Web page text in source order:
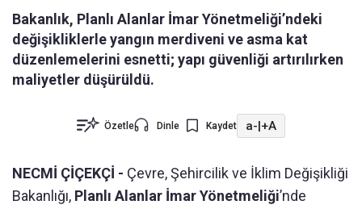
Bakanlık, Planlı Alanlar İmar Yönetmeliği’ndeki
değişikliklerle yangın merdiveni ve asma kat
düzenlemelerini esnetti; yapı güvenliği artırılırken
maliyetler düşürüldü.
Özetle Dinle Kaydet a-|+A
NECMİ ÇİÇEKÇİ - Çevre, Şehircilik ve İklim Değişikliği
Bakanlığı, Planlı Alanlar İmar Yönetmeliği’nde